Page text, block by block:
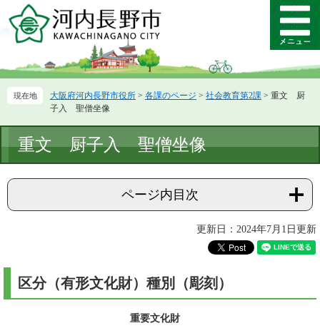
ー
先
ニ
を
て
メ
ニ
ー
大阪府河内長野市役所 > 各課のページ > 社会教育第2課 > 重文 厨
子入 聖僧坐像
文
重文 厨子入 聖僧坐像
ページ内目次
更新日：2024年7月1日更新
区分（有形文化財）種別（彫刻）
重要文化財